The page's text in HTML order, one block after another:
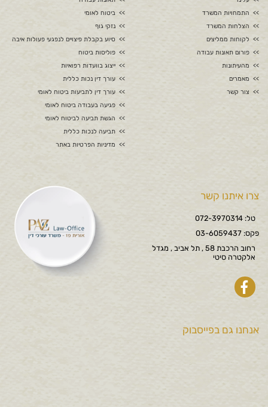
התמחויות המשרד
הצלחות המשרד
לקוחות ממליצים
פורום תאונות עבודה
מהעיתונות
מאמרים
צור קשר
ביטוח לאומי
נזקי גוף
סיוע בקבלת פיצויים לנפגעי פעולות איבה
פוליסות ביטוח
ייצוג בוועדות רפואיות
עורך דין נכות כללית
עורך דין לתביעות ביטוח לאומי
פגיעה בעבודה ביטוח לאומי
הגשת תביעה לביטוח לאומי
תביעה לנכות כללית
מדיניות הפרטיות באתר
צרו איתנו קשר
טל: 072-3970314
פקס: 03-6059437
רחוב הרכבת 58 , תל אביב , מגדל
אלקטרה סיטי
אנחנו גם בפייסבוק